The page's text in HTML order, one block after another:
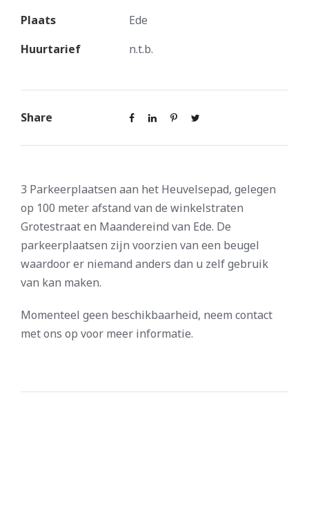
Plaats
Ede
Huurtarief
n.t.b.
Share
3 Parkeerplaatsen aan het Heuvelsepad, gelegen
op 100 meter afstand van de winkelstraten
Grotestraat en Maandereind van Ede. De
parkeerplaatsen zijn voorzien van een beugel
waardoor er niemand anders dan u zelf gebruik
van kan maken.
Momenteel geen beschikbaarheid, neem contact
met ons op voor meer informatie.